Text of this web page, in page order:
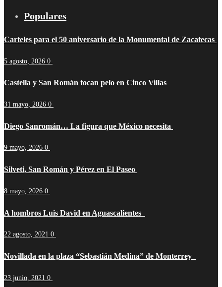
Populares
Carteles para el 50 aniversario de la Monumental de Zacatecas
5 agosto, 2026 0
Castella y San Román tocan pelo en Cinco Villas
31 mayo, 2026 0
Diego Sanromán… La figura que México necesita
9 mayo, 2026 0
Silveti, San Román y Pérez en El Paseo
8 mayo, 2026 0
A hombros Luis David en Aguascalientes
22 agosto, 2021 0
Novillada en la plaza “Sebastián Medina” de Monterrey
23 junio, 2021 0